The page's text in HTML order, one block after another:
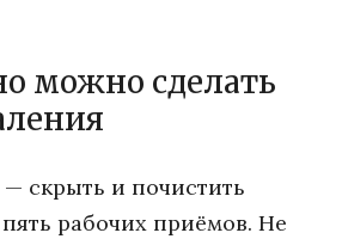
можно сделать
скрыть и почистить
рабочих приёмов. Не